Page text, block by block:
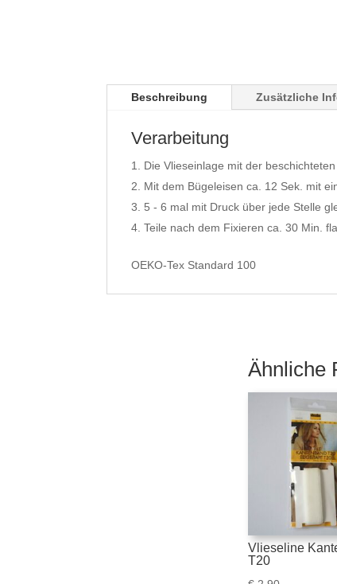
Beschreibung Zusätzliche
Verarbeitung
Die Vlieseinlage mit der
Mit dem Bügeleisen ca. 12 Sek. mit
5 - 6 mal mit Druck über jede Stelle
Teile nach dem Fixieren ca. 30 Min.
OEKO-Tex Standard 100
Ähnliche
Vlieseline
T20